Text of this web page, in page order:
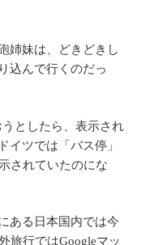
姉妹は、どきどきし
込んで行くのだっ
としたら、表示され
イツでは「バス停」
されていたのにな
ある日本国内では今
旅行ではGoogleマッ